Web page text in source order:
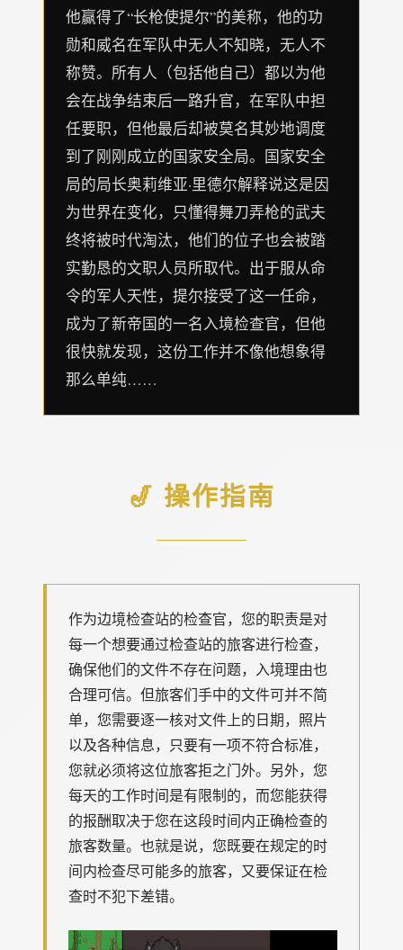
他赢得了“长枪使提尔”的美称，他的功
勋和威名在军队中无人不知晓，无人不
称赞。所有人（包括他自己）都以为他
会在战争结束后一路升官，在军队中担
任要职，但他最后却被莫名其妙地调度
到了刚刚成立的国家安全局。国家安全
局的局长奥莉维亚·里德尔解释说这是因
为世界在变化，只懂得舞刀弄枪的武夫
终将被时代淘汰，他们的位子也会被踏
实勤恳的文职人员所取代。出于服从命
令的军人天性，提尔接受了这一任命，
成为了新帝国的一名入境检查官，但他
很快就发现，这份工作并不像他想象得
那么单纯……
🎷 操作指南
作为边境检查站的检查官，您的职责是对
每一个想要通过检查站的旅客进行检查，
确保他们的文件不存在问题，入境理由也
合理可信。但旅客们手中的文件可并不简
单，您需要逐一核对文件上的日期，照片
以及各种信息，只要有一项不符合标准，
您就必须将这位旅客拒之门外。另外，您
每天的工作时间是有限制的，而您能获得
的报酬取决于您在这段时间内正确检查的
旅客数量。也就是说，您既要在规定的时
间内检查尽可能多的旅客，又要保证在检
查时不犯下差错。